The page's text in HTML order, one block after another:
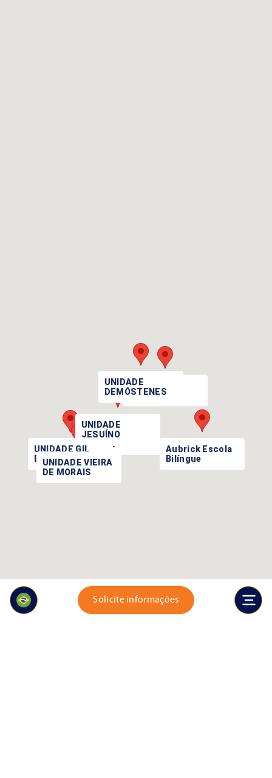
Solicite informações
UNIDADE
PRINCESA
UNIDADE
JESUÍNO
MACIEL
UNIDADE
DEMÓSTENES
UNIDADE GIL
EANES
UNIDADE VIEIRA
DE MORAIS
Aubrick Escola
Bilíngue